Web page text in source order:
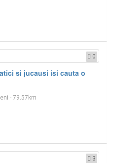
0
si jucausi isi cauta o
- 79.57km
3